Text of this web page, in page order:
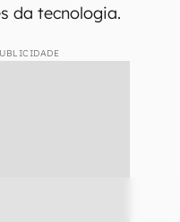
da tecnologia.